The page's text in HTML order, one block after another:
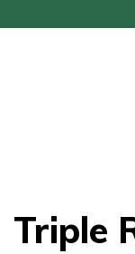
Triple